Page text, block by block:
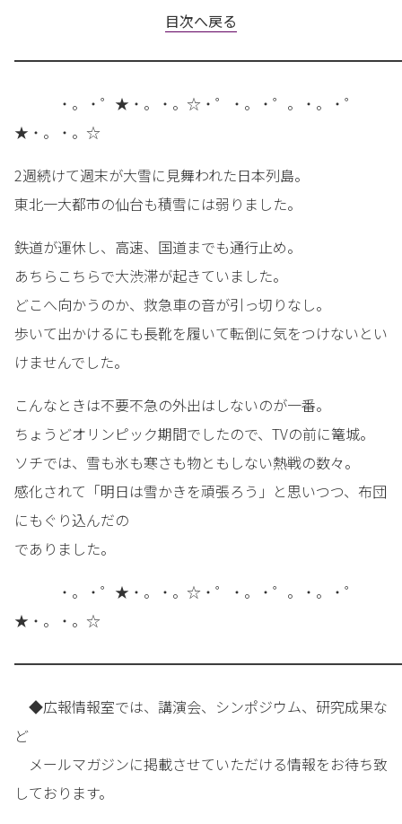
目次へ戻る
・。・゜★・。・。☆・゜・。・゜。・。・゜
★・。・。☆
2週続けて週末が大雪に見舞われた日本列島。
東北一大都市の仙台も積雪には弱りました。
鉄道が運休し、高速、国道までも通行止め。
あちらこちらで大渋滞が起きていました。
どこへ向かうのか、救急車の音が引っ切りなし。
歩いて出かけるにも長靴を履いて転倒に気をつけないとい
けませんでした。
こんなときは不要不急の外出はしないのが一番。
ちょうどオリンピック期間でしたので、TVの前に篭城。
ソチでは、雪も氷も寒さも物ともしない熱戦の数々。
感化されて「明日は雪かきを頑張ろう」と思いつつ、布団
にもぐり込んだの
でありました。
・。・゜★・。・。☆・゜・。・゜。・。・゜
★・。・。☆
◆広報情報室では、講演会、シンポジウム、研究成果な
ど
メールマガジンに掲載させていただける情報をお待ち致
しております。